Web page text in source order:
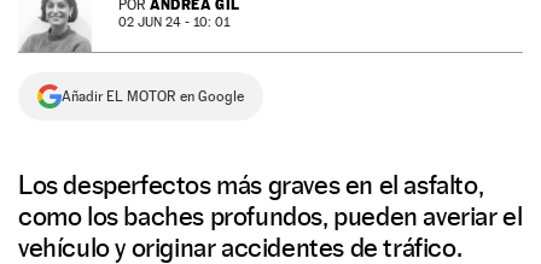
NEWSLETTER
SÍGUENOS
POR ANDREA GIL
02 JUN 24 - 10: 01
Añadir EL MOTOR en Google
Los desperfectos más graves en el asfalto,
como los baches profundos, pueden averiar el
vehículo y originar accidentes de tráfico.